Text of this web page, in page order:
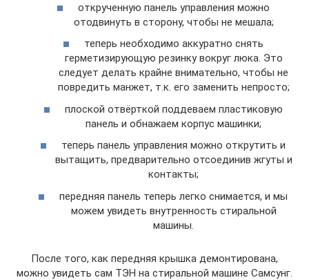
открученную панель управления можно
отодвинуть в сторону, чтобы не мешала;
теперь необходимо аккуратно снять
герметизирующую резинку вокруг люка. Это
следует делать крайне внимательно, чтобы не
повредить манжет, т.к. его заменить непросто;
плоской отвёрткой поддеваем пластиковую
панель и обнажаем корпус машинки;
теперь панель управления можно открутить и
вытащить, предварительно отсоединив жгуты и
контакты;
передняя панель теперь легко снимается, и мы
можем увидеть внутренность стиральной
машины.
После того, как передняя крышка демонтирована,
можно увидеть сам ТЭН на стиральной машине Самсунг.